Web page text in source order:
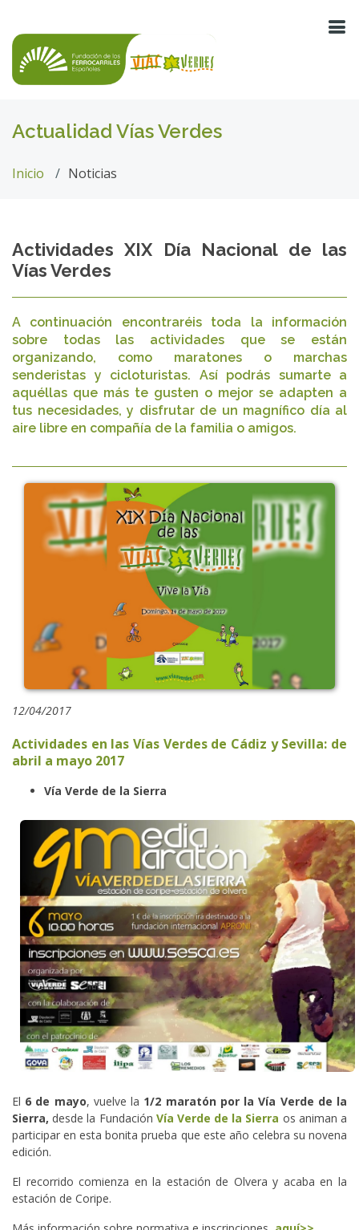
Actualidad Vías Verdes
Inicio Noticias
Actividades XIX Día Nacional de las
Vías Verdes
A continuación encontraréis toda la información
sobre todas las actividades que se están
organizando, como maratones o marchas
senderistas y cicloturistas. Así podrás sumarte a
aquéllas que más te gusten o mejor se adapten a
tus necesidades, y disfrutar de un magnífico día al
aire libre en compañía de la familia o amigos.
12/04/2017
Actividades en las Vías Verdes de Cádiz y Sevilla: de
abril a mayo 2017
Vía Verde de la Sierra
El 6 de mayo, vuelve la 1/2 maratón por la Vía Verde de la
Sierra, desde la Fundación Vía Verde de la Sierra os animan a
participar en esta bonita prueba que este año celebra su novena
edición.
El recorrido comienza en la estación de Olvera y acaba en la
estación de Coripe.